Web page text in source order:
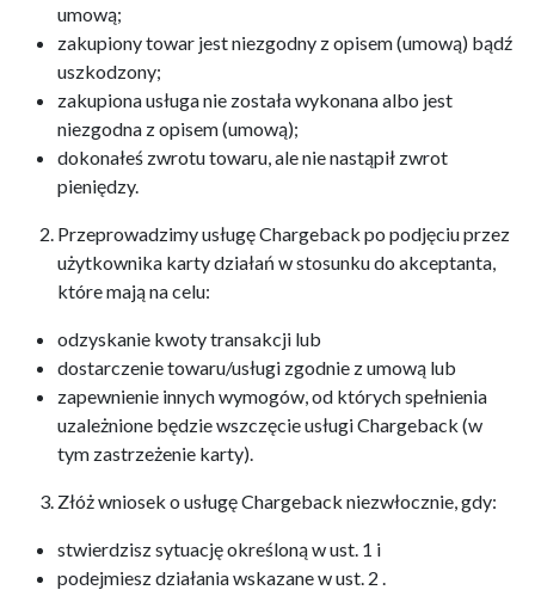
umową;
zakupiony towar jest niezgodny z opisem (umową) bądź
uszkodzony;
zakupiona usługa nie została wykonana albo jest
niezgodna z opisem (umową);
dokonałeś zwrotu towaru, ale nie nastąpił zwrot
pieniędzy.
Przeprowadzimy usługę Chargeback po podjęciu przez
użytkownika karty działań w stosunku do akceptanta,
które mają na celu:
odzyskanie kwoty transakcji lub
dostarczenie towaru/usługi zgodnie z umową lub
zapewnienie innych wymogów, od których spełnienia
uzależnione będzie wszczęcie usługi Chargeback (w
tym zastrzeżenie karty).
Złóż wniosek o usługę Chargeback niezwłocznie, gdy:
stwierdzisz sytuację określoną w ust. 1 i
podejmiesz działania wskazane w ust. 2 .